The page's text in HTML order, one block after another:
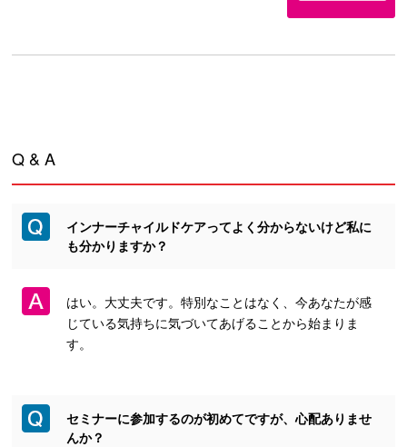
Q & A
インナーチャイルドケアってよく分からないけど私に
も分かりますか？
はい。大丈夫です。特別なことはなく、今あなたが感
じている気持ちに気づいてあげることから始まりま
す。
セミナーに参加するのが初めてですが、心配ありませ
んか？